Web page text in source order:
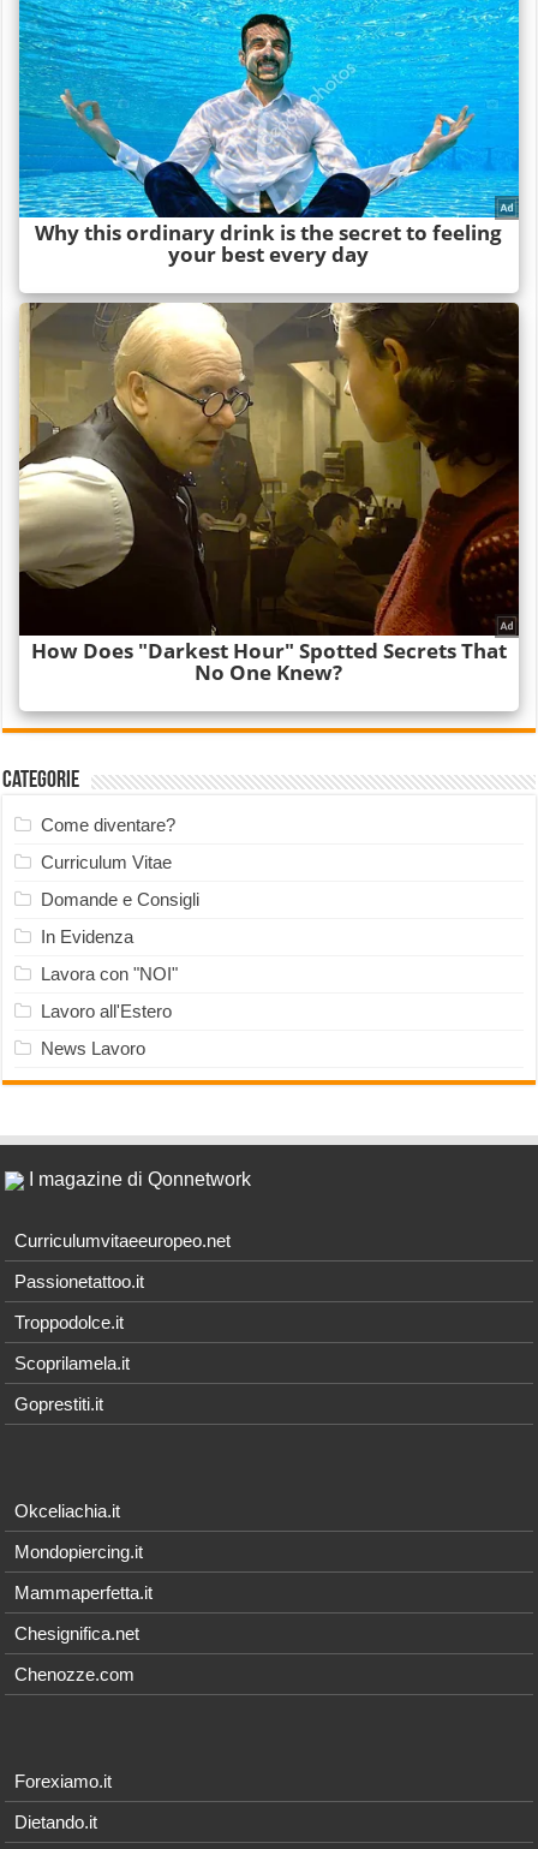
Categorie
Come diventare?
Curriculum Vitae
Domande e Consigli
In Evidenza
Lavora con "NOI"
Lavoro all'Estero
News Lavoro
I magazine di Qonnetwork
Curriculumvitaeeuropeo.net
Passionetattoo.it
Troppodolce.it
Scoprilamela.it
Goprestiti.it
Okceliachia.it
Mondopiercing.it
Mammaperfetta.it
Chesignifica.net
Chenozze.com
Forexiamo.it
Dietando.it